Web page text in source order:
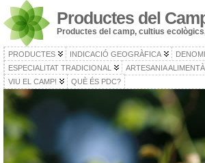
Productes del
Productes del camp, cultius
PRODUCTES INDICACIÓ GEOGRÀFICA
ESPECIALITAT TRADICIONAL
ARTESANIA
VIU EL CAMP!
QUÈ ÉS PDC?